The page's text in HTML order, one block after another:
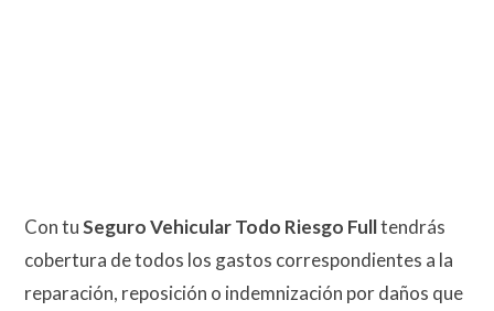
Con tuSeguro Vehicular Todo Riesgo Fulltendrás
cobertura de todos los gastos correspondientes a la
reparación, reposición o indemnización por daños que